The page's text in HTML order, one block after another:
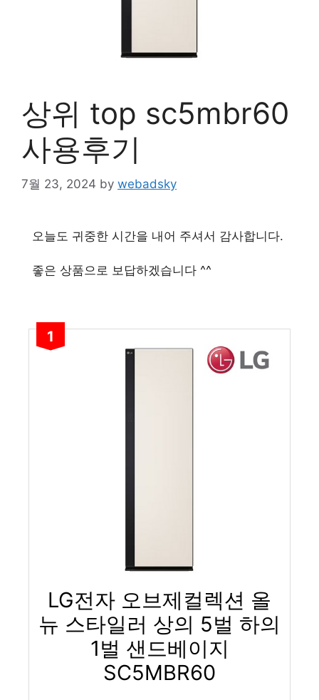
상위 top sc5mbr60
사용후기
7월 23, 2024 by webadsky
오늘도 귀중한 시간을 내어 주셔서 감사합니다.
좋은 상품으로 보답하겠습니다 ^^
1
LG전자 오브제컬렉션 올
뉴 스타일러 상의 5벌 하의
1벌 샌드베이지
SC5MBR60